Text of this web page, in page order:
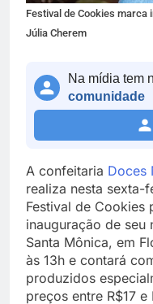
Festival de Cookies
Júlia Cherem
Na mídia tem
comunidade
A confeitaria Doces
realiza nesta sexta-
Festival de Cookies
inauguração de
Santa Mônica, em
às 13h e contará
produzidos
preços entre R$17 e